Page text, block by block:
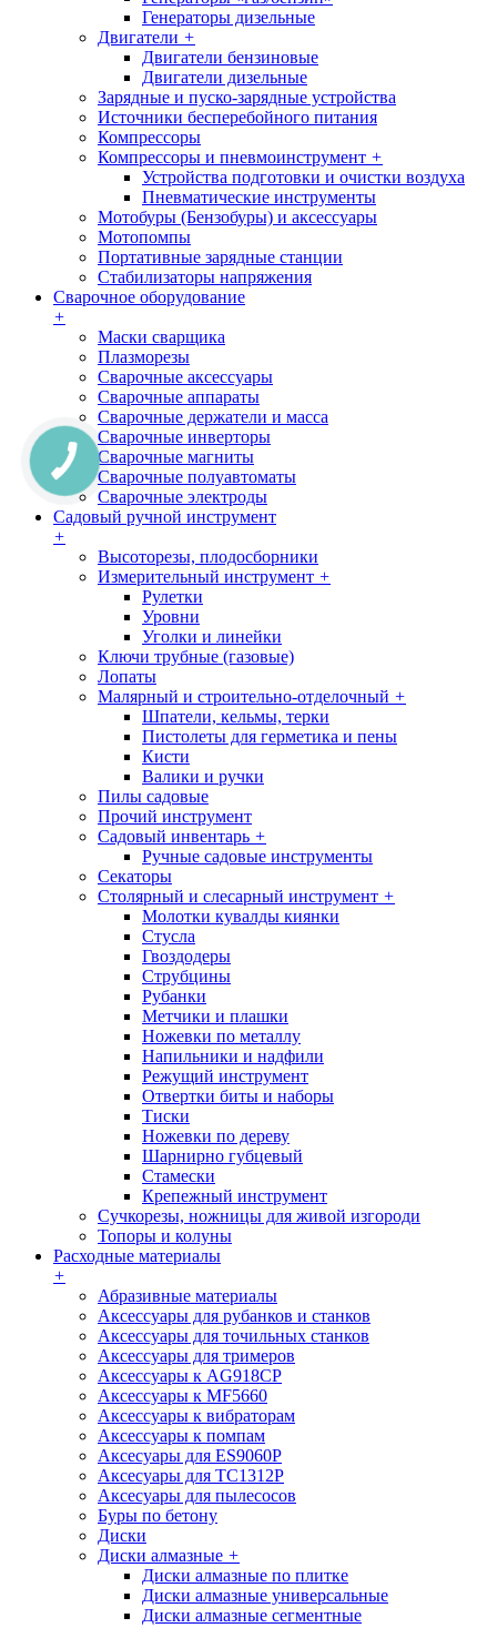
Генераторы дизельные
Двигатели +
Двигатели бензиновые
Двигатели дизельные
Зарядные и пуско-зарядные устройства
Источники бесперебойного питания
Компрессоры
Компрессоры и пневмоинструмент +
Устройства подготовки и очистки воздуха
Пневматические инструменты
Мотобуры (Бензобуры) и аксессуары
Мотопомпы
Портативные зарядные станции
Стабилизаторы напряжения
Сварочное оборудование
+
Маски сварщика
Плазморезы
Сварочные аксессуары
Сварочные аппараты
Сварочные держатели и масса
Сварочные инверторы
Сварочные магниты
Сварочные полуавтоматы
Сварочные электроды
Садовый ручной инструмент
+
Высоторезы, плодосборники
Измерительный инструмент +
Рулетки
Уровни
Уголки и линейки
Ключи трубные (газовые)
Лопаты
Малярный и строительно-отделочный +
Шпатели, кельмы, терки
Пистолеты для герметика и пены
Кисти
Валики и ручки
Пилы садовые
Прочий инструмент
Садовый инвентарь +
Ручные садовые инструменты
Секаторы
Столярный и слесарный инструмент +
Молотки кувалды киянки
Стусла
Гвоздодеры
Струбцины
Рубанки
Метчики и плашки
Ножевки по металлу
Напильники и надфили
Режущий инструмент
Отвертки биты и наборы
Тиски
Ножевки по дереву
Шарнирно губцевый
Стамески
Крепежный инструмент
Сучкорезы, ножницы для живой изгороди
Топоры и колуны
Расходные материалы
+
Абразивные материалы
Аксессуары для рубанков и станков
Аксессуары для точильных станков
Аксессуары для тримеров
Аксессуары к AG918CP
Аксессуары к MF5660
Аксессуары к вибраторам
Аксессуары к помпам
Аксесуары для ES9060P
Аксесуары для TC1312P
Аксесуары для пылесосов
Буры по бетону
Диски
Диски алмазные +
Диски алмазные по плитке
Диски алмазные универсальные
Диски алмазные сегментные